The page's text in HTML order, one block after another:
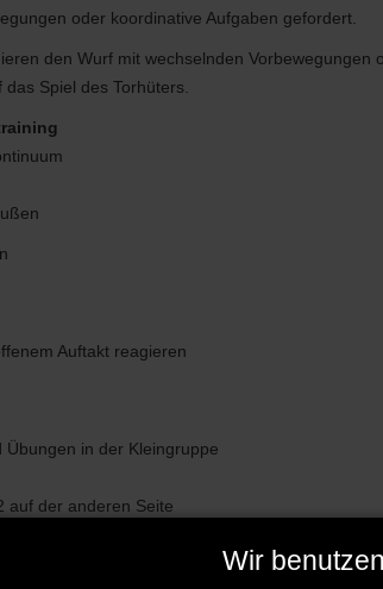
oder koordinative Aufgaben gefordert.
den Wurf mit wechselnden
Spiel des Torhüters.
Auftakt reagieren
in der Kleingruppe
auf der anderen Seite
(TE 421)
Wir